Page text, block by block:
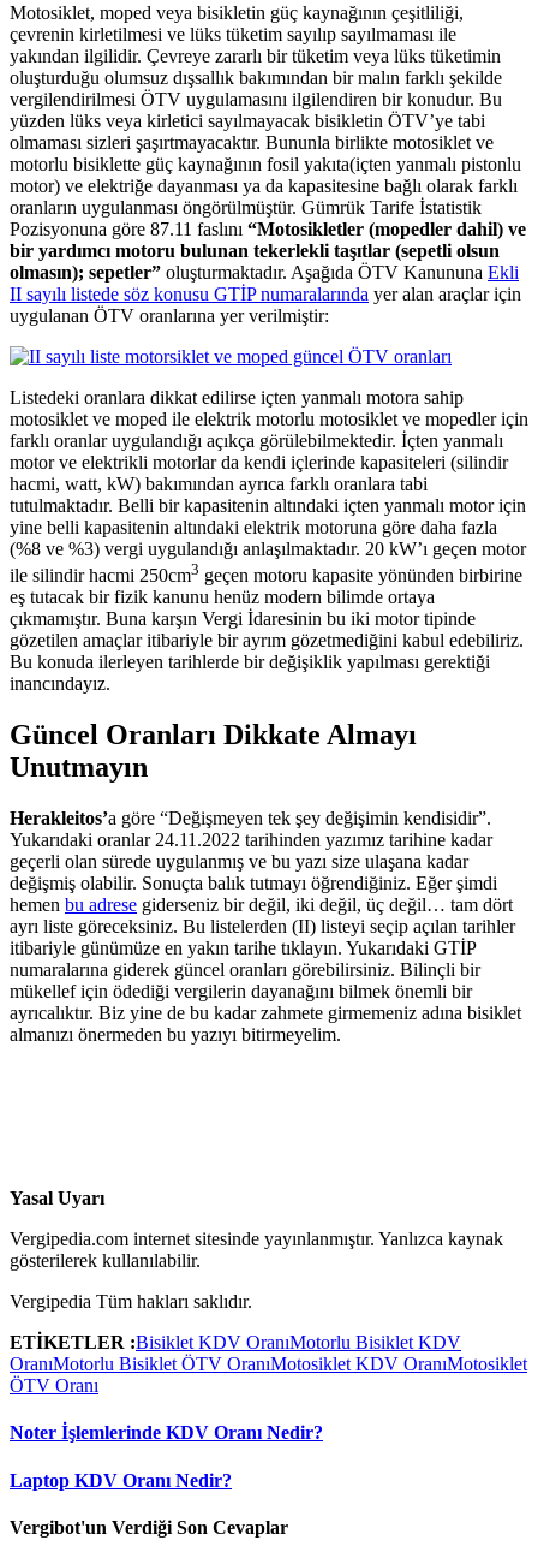
Motosiklet, moped veya bisikletin güç kaynağının çeşitliliği,
çevrenin kirletilmesi ve lüks tüketim sayılıp sayılmaması ile
yakından ilgilidir. Çevreye zararlı bir tüketim veya lüks tüketimin
oluşturduğu olumsuz dışsallık bakımından bir malın farklı şekilde
vergilendirilmesi ÖTV uygulamasını ilgilendiren bir konudur. Bu
yüzden lüks veya kirletici sayılmayacak bisikletin ÖTV’ye tabi
olmaması sizleri şaşırtmayacaktır. Bununla birlikte motosiklet ve
motorlu bisiklette güç kaynağının fosil yakıta(içten yanmalı pistonlu
motor) ve elektriğe dayanması ya da kapasitesine bağlı olarak farklı
oranların uygulanması öngörülmüştür. Gümrük Tarife İstatistik
Pozisyonuna göre 87.11 faslını “Motosikletler (mopedler dahil) ve
bir yardımcı motoru bulunan tekerlekli taşıtlar (sepetli olsun
olmasın); sepetler” oluşturmaktadır. Aşağıda ÖTV Kanununa Ekli
II sayılı listede söz konusu GTİP numaralarında yer alan araçlar için
uygulanan ÖTV oranlarına yer verilmiştir:
Listedeki oranlara dikkat edilirse içten yanmalı motora sahip
motosiklet ve moped ile elektrik motorlu motosiklet ve mopedler için
farklı oranlar uygulandığı açıkça görülebilmektedir. İçten yanmalı
motor ve elektrikli motorlar da kendi içlerinde kapasiteleri (silindir
hacmi, watt, kW) bakımından ayrıca farklı oranlara tabi
tutulmaktadır. Belli bir kapasitenin altındaki içten yanmalı motor için
yine belli kapasitenin altındaki elektrik motoruna göre daha fazla
(%8 ve %3) vergi uygulandığı anlaşılmaktadır. 20 kW’ı geçen motor
ile silindir hacmi 250cm3 geçen motoru kapasite yönünden birbirine
eş tutacak bir fizik kanunu henüz modern bilimde ortaya
çıkmamıştır. Buna karşın Vergi İdaresinin bu iki motor tipinde
gözetilen amaçlar itibariyle bir ayrım gözetmediğini kabul edebiliriz.
Bu konuda ilerleyen tarihlerde bir değişiklik yapılması gerektiği
inancındayız.
Güncel Oranları Dikkate Almayı
Unutmayın
Herakleitos’a göre “Değişmeyen tek şey değişimin kendisidir”.
Yukarıdaki oranlar 24.11.2022 tarihinden yazımız tarihine kadar
geçerli olan sürede uygulanmış ve bu yazı size ulaşana kadar
değişmiş olabilir. Sonuçta balık tutmayı öğrendiğiniz. Eğer şimdi
hemen bu adrese giderseniz bir değil, iki değil, üç değil… tam dört
ayrı liste göreceksiniz. Bu listelerden (II) listeyi seçip açılan tarihler
itibariyle günümüze en yakın tarihe tıklayın. Yukarıdaki GTİP
numaralarına giderek güncel oranları görebilirsiniz. Bilinçli bir
mükellef için ödediği vergilerin dayanağını bilmek önemli bir
ayrıcalıktır. Biz yine de bu kadar zahmete girmemeniz adına bisiklet
almanızı önermeden bu yazıyı bitirmeyelim.
Yasal Uyarı
Vergipedia.com internet sitesinde yayınlanmıştır. Yanlızca kaynak
gösterilerek kullanılabilir.
Vergipedia Tüm hakları saklıdır.
ETİKETLER :Bisiklet KDV OranıMotorlu Bisiklet KDV
OranıMotorlu Bisiklet ÖTV OranıMotosiklet KDV OranıMotosiklet
ÖTV Oranı
Noter İşlemlerinde KDV Oranı Nedir?
Laptop KDV Oranı Nedir?
Vergibot'un Verdiği Son Cevaplar